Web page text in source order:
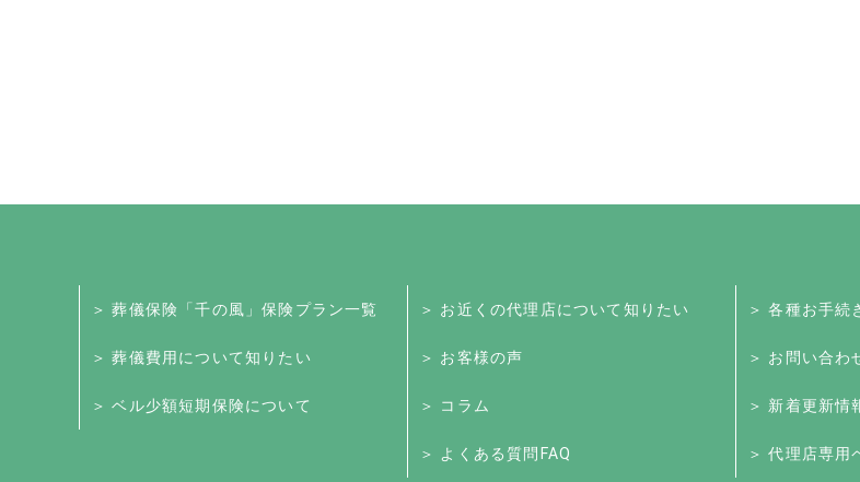
＞ 葬儀保険「千の風」保険プラン一覧
＞ 葬儀費用について知りたい
＞ ベル少額短期保険について
＞ お近くの代理店について知りたい
＞ お客様の声
＞ コラム
＞ よくある質問FAQ
＞ 各種お手続
＞ お問い合わ
＞ 新着更新情
＞ 代理店専用